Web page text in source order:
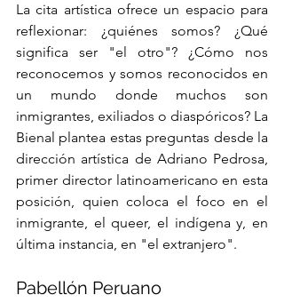
La cita artística ofrece un espacio para
reflexionar: ¿quiénes somos? ¿Qué
significa ser "el otro"? ¿Cómo nos
reconocemos y somos reconocidos en
un mundo donde muchos son
inmigrantes, exiliados o diaspóricos? La
Bienal plantea estas preguntas desde la
dirección artística de Adriano Pedrosa,
primer director latinoamericano en esta
posición, quien coloca el foco en el
inmigrante, el queer, el indígena y, en
última instancia, en "el extranjero".
Pabellón Peruano